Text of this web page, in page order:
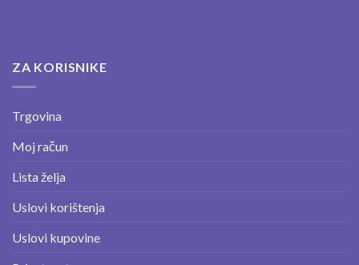
ZA KORISNIKE
Trgovina
Moj račun
Lista želja
Uslovi korištenja
Uslovi kupovine